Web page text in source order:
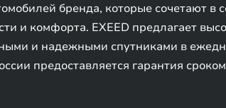
бренда, которые сочетают
и комфорта. EXEED предлагает
и надежными спутниками в
предоставляется гарантия